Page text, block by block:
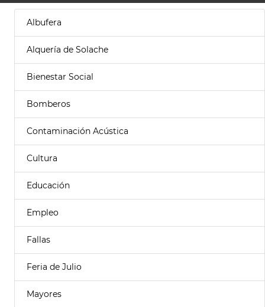
Albufera
Alquería de Solache
Bienestar Social
Bomberos
Contaminación Acústica
Cultura
Educación
Empleo
Fallas
Feria de Julio
Mayores